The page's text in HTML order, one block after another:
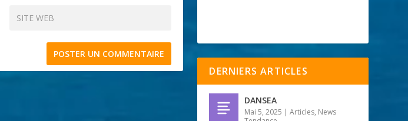
DERNIERS ARTICLES
DANSEA
Mai 5, 2025 |Articles, News